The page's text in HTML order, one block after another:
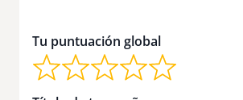
Tu puntuación global